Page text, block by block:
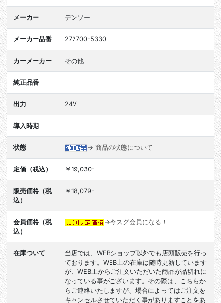
メーカー デンソー
メーカー品番 272700-5330
カーメーカー その他
純正品番
出力 24V
導入時期
状態 → 商品の状態について
定価（税込） ￥19,030-
販売価格（税
込）
￥18,079-
会員価格（税
込）
→今スグ会員になる！
在庫ついて
当店では、WEBショップ以外でも店頭販売を行っ
ております。WEB上の在庫は随時更新しています
が、WEB上からご注文いただいた商品が品切れに
なっている事がございます。その際は、こちらか
らご連絡いたしますが、場合によってはご注文を
キャンセルさせていただく事がありますことをあ